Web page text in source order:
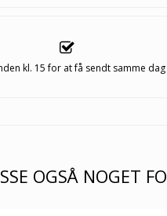
kl. 15 for at få sendt samme dag
OGSÅ NOGET